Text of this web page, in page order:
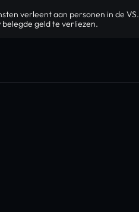
verleent aan personen in de VS.
geld te verliezen.